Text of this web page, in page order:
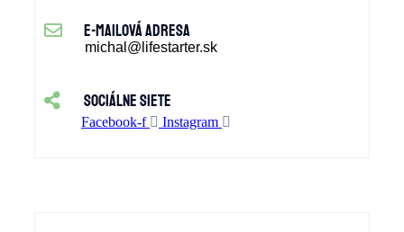
e-mailová adresa
michal@lifestarter.sk
sociálne siete
Facebook-f Instagram